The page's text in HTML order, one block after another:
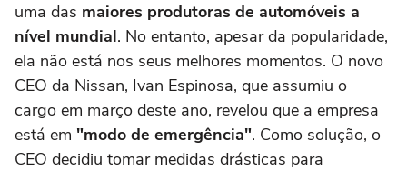
uma das maiores produtoras de automóveis a
nível mundial. No entanto, apesar da popularidade,
ela não está nos seus melhores momentos. O novo
CEO da Nissan, Ivan Espinosa, que assumiu o
cargo em março deste ano, revelou que a empresa
está em "modo de emergência". Como solução, o
CEO decidiu tomar medidas drásticas para